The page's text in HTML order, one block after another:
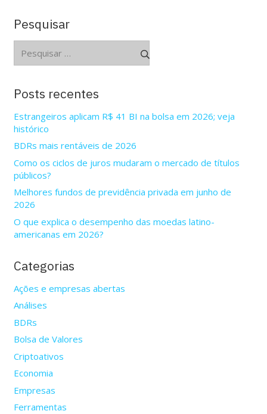
Pesquisar
por:
Posts recentes
Estrangeiros aplicam R$ 41 BI na bolsa em 2026; veja
histórico
BDRs mais rentáveis de 2026
Como os ciclos de juros mudaram o mercado de títulos
públicos?
Melhores fundos de previdência privada em junho de
2026
O que explica o desempenho das moedas latino-
americanas em 2026?
Categorias
Ações e empresas abertas
Análises
BDRs
Bolsa de Valores
Criptoativos
Economia
Empresas
Ferramentas